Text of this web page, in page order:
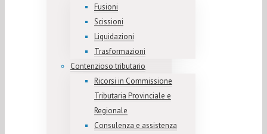
Fusioni
Scissioni
Liquidazioni
Trasformazioni
Contenzioso tributario
Ricorsi in Commissione
Tributaria Provinciale e
Regionale
Consulenza e assistenza